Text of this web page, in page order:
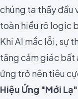
chúng ta thấy đầu
toàn hiểu rõ logic
Khi AI mắc lỗi, sự
tăng cảm giác bất
ứng trở nên tiêu
Hiệu Ứng "Mới